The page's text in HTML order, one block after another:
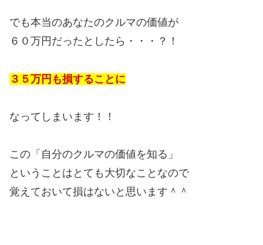
でも本当のあなたのクルマの価値が
６０万円だったとしたら・・・？！
３５万円も損することに
なってしまいます！！
この「自分のクルマの価値を知る」
ということはとても大切なことなので
覚えておいて損はないと思います＾＾